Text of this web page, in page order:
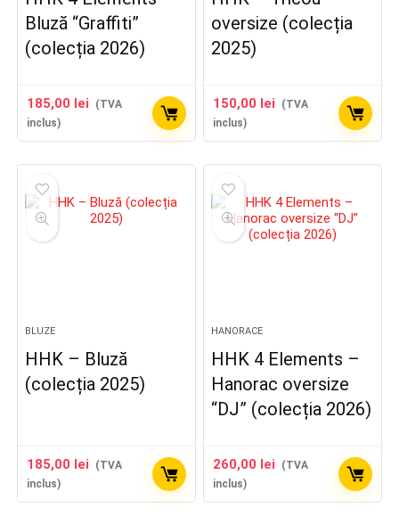
Bluză “Graffiti”
(colecția 2026)
185,00 lei
(TVA
inclus)
oversize (colecția
2025)
150,00 lei
(TVA
inclus)
BLUZE
HHK – Bluză
(colecția 2025)
185,00 lei
(TVA
inclus)
HANORACE
HHK 4 Elements –
Hanorac oversize
“DJ” (colecția 2026)
260,00 lei
(TVA
inclus)